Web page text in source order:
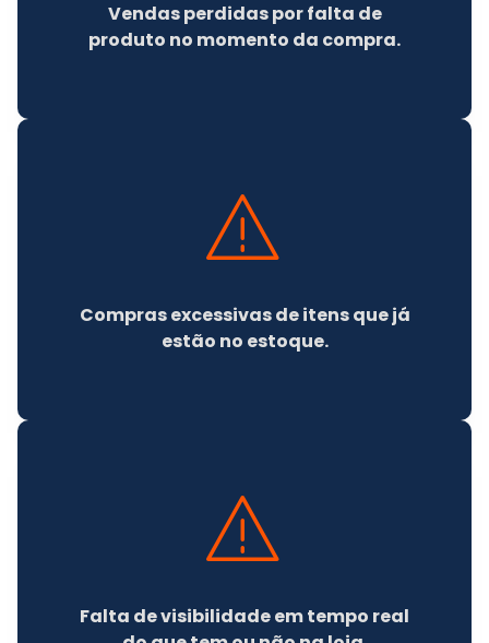
Vendas perdidas por falta de
produto no momento da compra.
Compras excessivas de itens que já
estão no estoque.
Falta de visibilidade em tempo real